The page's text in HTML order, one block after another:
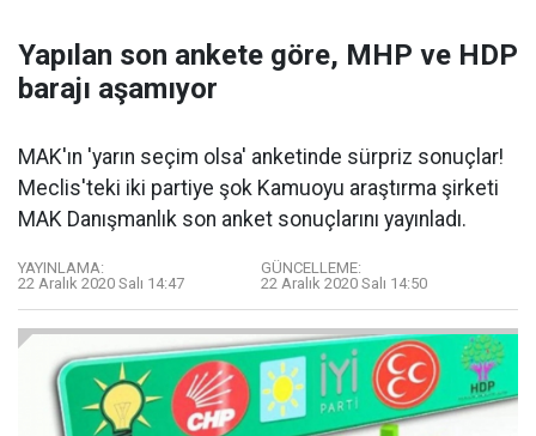
Yapılan son ankete göre, MHP ve HDP
barajı aşamıyor
MAK'ın 'yarın seçim olsa' anketinde sürpriz sonuçlar!
Meclis'teki iki partiye şok Kamuoyu araştırma şirketi
MAK Danışmanlık son anket sonuçlarını yayınladı.
YAYINLAMA:
22 Aralık 2020 Salı 14:47
GÜNCELLEME:
22 Aralık 2020 Salı 14:50